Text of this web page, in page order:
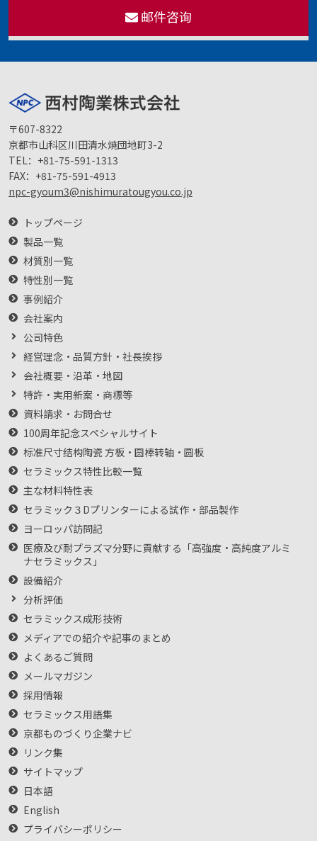
邮件咨询
〒607-8322
京都市山科区川田清水焼団地町3-2
TEL： +81-75-591-1313
FAX： +81-75-591-4913
npc-gyoum3@nishimuratougyou.co.jp
トップページ
製品一覧
材質別一覧
特性別一覧
事例紹介
会社案内
公司特色
経営理念・品質方針・社長挨拶
会社概要・沿革・地図
特許・実用新案・商標等
資料請求・お問合せ
100周年記念スペシャルサイト
标准尺寸结构陶瓷 方板・圆棒转轴・圆板
セラミックス特性比較一覧
主な材料特性表
セラミック３Dプリンターによる試作・部品製作
ヨーロッパ訪問記
医療及び耐プラズマ分野に貢献する「高強度・高純度アルミ
ナセラミックス」
設備紹介
分析評価
セラミックス成形技術
メディアでの紹介や記事のまとめ
よくあるご質問
メールマガジン
採用情報
セラミックス用語集
京都ものづくり企業ナビ
リンク集
サイトマップ
日本語
English
プライバシーポリシー